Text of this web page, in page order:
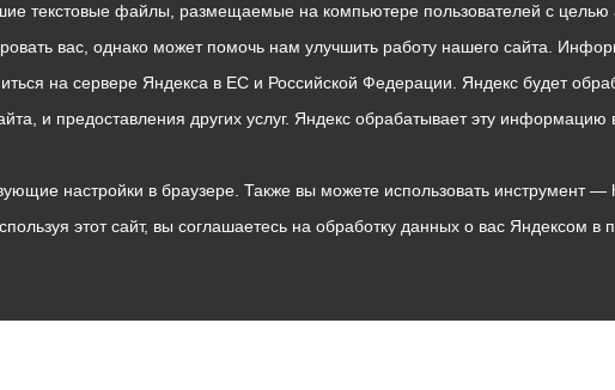
текстовые файлы, размещаемые на компьютере пользователей с целью
вас, однако может помочь нам улучшить работу нашего сайта.
на сервере Яндекса в ЕС и Российской Федерации. Яндекс будет
и предоставления других услуг. Яндекс обрабатывает эту
настройки в браузере. Также вы можете использовать
этот сайт, вы соглашаетесь на обработку данных о вас Яндексом в